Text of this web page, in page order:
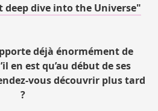
deep dive into the Universe"
déjà énormément de
en est qu’au début de ses
vous découvrir plus tard
?